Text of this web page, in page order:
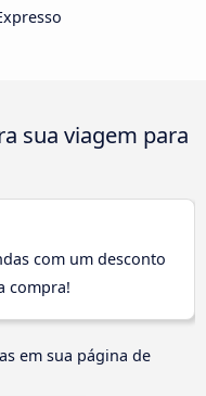
sua viagem para
com um desconto
compra!
em sua página de